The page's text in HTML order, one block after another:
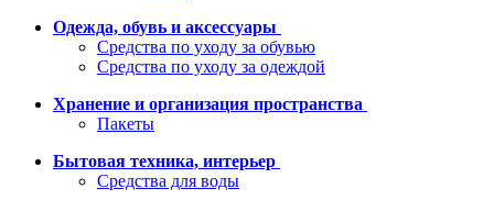
Одежда, обувь и аксессуары
Средства по уходу за обувью
Средства по уходу за одеждой
Хранение и организация пространства
Пакеты
Бытовая техника, интерьер
Средства для воды